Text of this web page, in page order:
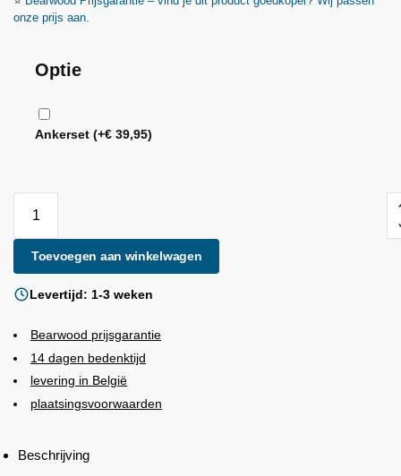
onze prijs aan.
Optie
Ankerset(+€ 39,95)
Toevoegen aan winkelwagen
Levertijd: 1-3 weken
Bearwood prijsgarantie
14 dagen bedenktijd
levering in België
plaatsingsvoorwaarden
Beschrijving